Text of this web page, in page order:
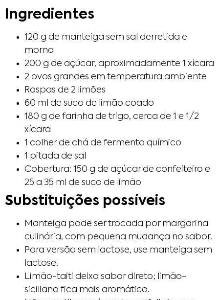
Ingredientes
120 g de manteiga sem sal derretida e
morna
200 g de açúcar, aproximadamente 1 xícara
2 ovos grandes em temperatura ambiente
Raspas de 2 limões
60 ml de suco de limão coado
180 g de farinha de trigo, cerca de 1 e 1/2
xícara
1 colher de chá de fermento químico
1 pitada de sal
Cobertura: 150 g de açúcar de confeiteiro e
25 a 35 ml de suco de limão
Substituições possíveis
Manteiga pode ser trocada por margarina
culinária, com pequena mudança no sabor.
Para versão sem lactose, use manteiga sem
lactose.
Limão-taiti deixa sabor direto; limão-
siciliano fica mais aromático.